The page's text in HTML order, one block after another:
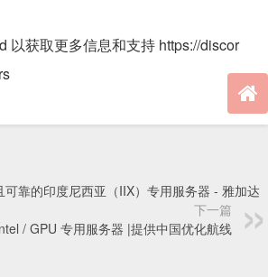
以获取更多信息和支持 https://discor
可靠的印度尼西亚（IIX）专用服务器 - 雅加达
下一篇
/ GPU 专用服务器 |提供中国优化航线